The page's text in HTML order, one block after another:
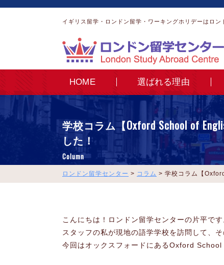
イギリス留学・ロンドン留学・ワーキングホリデーはロン
HOME 選ばれる理由
学校コラム【Oxford School of
した！
Column
ロンドン留学センター > コラム > 学校コラム【
こんにちは！ロンドン留学センターの片平です
スタッフの私が現地の語学学校を訪問して、
今回はオックスフォードにあるOxford